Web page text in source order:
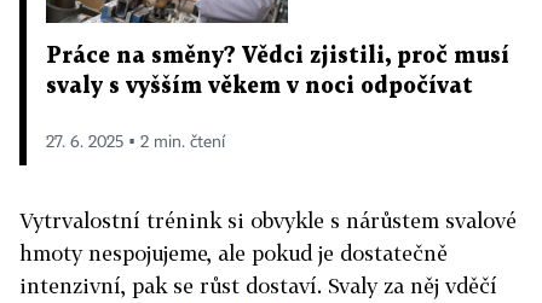
Práce na směny? Vědci zjistili, proč musí
svaly s vyšším věkem v noci odpočívat
27. 6. 2025 ▪ 2 min. čtení
Vytrvalostní trénink si obvykle s nárůstem svalové
hmoty nespojujeme, ale pokud je dostatečně
intenzivní, pak se růst dostaví. Svaly za něj vděčí